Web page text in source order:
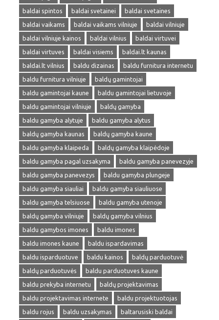
baldai spintos
baldai svetainei
baldai svetaines
baldai vaikams
baldai vaikams vilniuje
baldai vilniuje
baldai vilniuje kainos
baldai vilnius
baldai virtuvei
baldai virtuves
baldai visiems
baldai.lt kaunas
baldai.lt vilnius
baldu dizainas
baldu furnitura internetu
baldu furnitura vilniuje
baldų gamintojai
baldu gamintojai kaune
baldu gamintojai lietuvoje
baldu gamintojai vilniuje
baldų gamyba
baldu gamyba alytuje
baldu gamyba alytus
baldų gamyba kaunas
baldų gamyba kaune
baldu gamyba klaipeda
baldų gamyba klaipėdoje
baldu gamyba pagal uzsakyma
baldu gamyba panevezyje
baldu gamyba panevezys
baldu gamyba plungeje
baldu gamyba siauliai
baldu gamyba siauliuose
baldu gamyba telsiuose
baldu gamyba utenoje
baldų gamyba vilniuje
baldų gamyba vilnius
baldu gamybos imones
baldu imones
baldu imones kaune
baldu ispardavimas
baldu isparduotuve
baldu kainos
baldų parduotuvė
baldų parduotuvės
baldu parduotuves kaune
baldu prekyba internetu
baldų projektavimas
baldu projektavimas internete
baldu projektuotojas
baldu rojus
baldu uzsakymas
baltarusiski baldai